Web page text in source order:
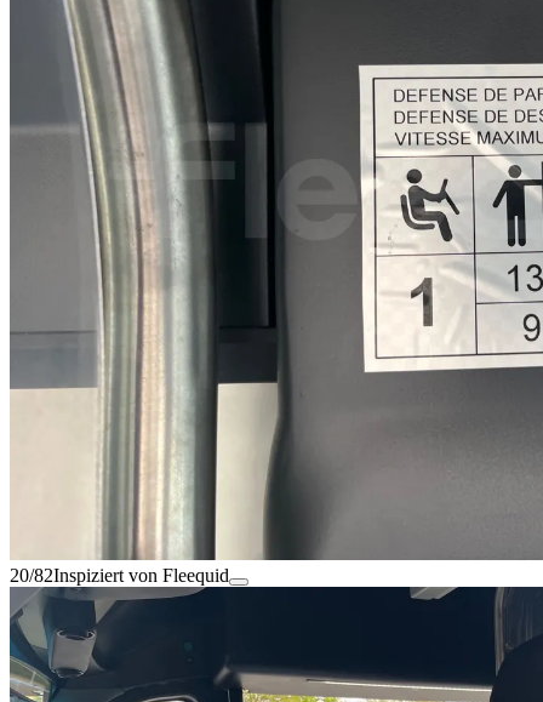
20/82Inspiziert von Fleequid